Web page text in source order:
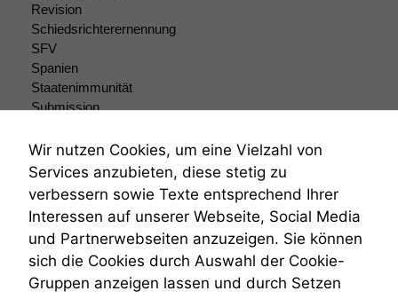
Revision
Schiedsrichterernennung
SFV
Spanien
Staatenimmunität
Submission
Teilungsklage
Venezuela
VRK
Wiederherstellungsanordnung
Zivilprozessordnung
ZPO
Zustellfiktion
Zuständigkeit
Wir nutzen Cookies, um eine Vielzahl von
Services anzubieten, diese stetig zu
verbessern sowie Texte entsprechend Ihrer
Interessen auf unserer Webseite, Social Media
und Partnerwebseiten anzuzeigen. Sie können
sich die Cookies durch Auswahl der Cookie-
Gruppen anzeigen lassen und durch Setzen
Marketing
Wir speichern
anonyme Daten ab,
um interne
marketingtechnische
Auswertungen
durchführen zu
können. Diese helfen